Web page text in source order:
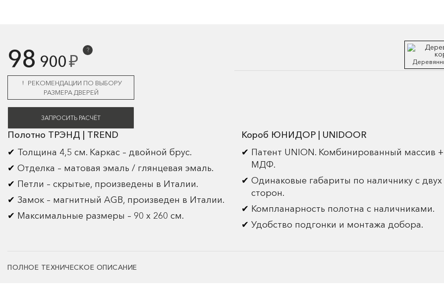
98 900₽
?
РЕКОМЕНДАЦИИ ПО ВЫБОРУ
РАЗМЕРА ДВЕРЕЙ
ЗАПРОСИТЬ РАСЧЁТ
Полотно ТРЭНД | TREND
Толщина 4,5 см. Каркас – двойной брус.
Отделка – матовая эмаль / глянцевая эмаль.
Петли – скрытые, произведены в Италии.
Замок – магнитный AGB, произведен в Италии.
Максимальные размеры – 90 х 260 см.
Короб ЮНИДОР | UNIDOOR
Патент UNION. Комбинированный массив +
МДФ.
Одинаковые габариты по наличнику с двух
сторон.
Компланарность полотна с наличниками.
Удобство подгонки и монтажа добора.
ПОЛНОЕ ТЕХНИЧЕСКОЕ ОПИСАНИЕ